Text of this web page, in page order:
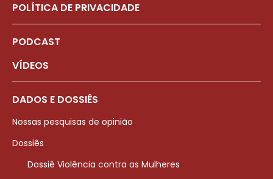
POLÍTICA DE PRIVACIDADE
PODCAST
VÍDEOS
DADOS E DOSSIÊS
Nossas pesquisas de opinião
Dossiês
Dossiê Violência contra as Mulheres